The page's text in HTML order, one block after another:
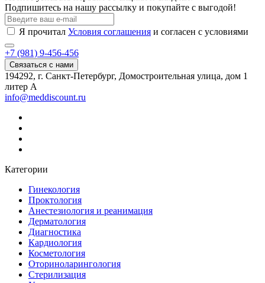
Подпишитесь на нашу рассылку и покупайте с выгодой!
Я прочитал Условия соглашения и согласен с условиями
+7 (981) 9-456-456
Связаться с нами
194292, г. Санкт-Петербург, Домостроительная улица, дом 1
литер А
info@meddiscount.ru
Категории
Гинекология
Проктология
Анестезиология и реанимация
Дерматология
Диагностика
Кардиология
Косметология
Оториноларингология
Стерилизация